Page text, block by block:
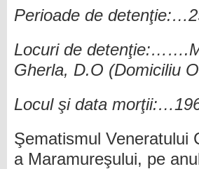
Perioade de
Locuri de
Gherla, D.O (Domiciliu
Locul şi data
Şematismul Veneratului
a Maramureşului, pe